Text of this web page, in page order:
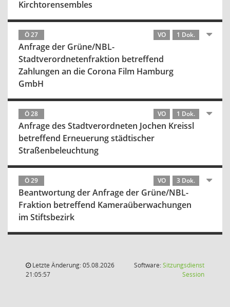
Kirchtorensembles
Ö 27 VO 1 Dok.
Anfrage der Grüne/NBL-
Stadtverordnetenfraktion betreffend
Zahlungen an die Corona Film Hamburg
GmbH
Ö 28 VO 1 Dok.
Anfrage des Stadtverordneten Jochen Kreissl
betreffend Erneuerung städtischer
Straßenbeleuchtung
Ö 29 VO 3 Dok.
Beantwortung der Anfrage der Grüne/NBL-
Fraktion betreffend Kameraüberwachungen
im Stiftsbezirk
Letzte Änderung: 05.08.2026
21:05:57
Software:Sitzungsdienst
Session(Wird in